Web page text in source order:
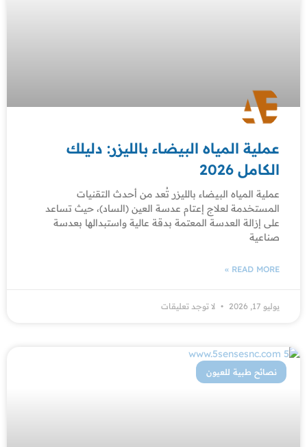
عملية المياه البيضاء بالليزر: دليلك
الكامل 2026
عملية المياه البيضاء بالليزر تُعد من أحدث التقنيات
المستخدمة لعلاج إعتام عدسة العين (الساد)، حيث تساعد
على إزالة العدسة المعتمة بدقة عالية واستبدالها بعدسة
صناعية
READ MORE »
يوليو 17, 2026 لا توجد تعليقات
نصائح طبية للعيون